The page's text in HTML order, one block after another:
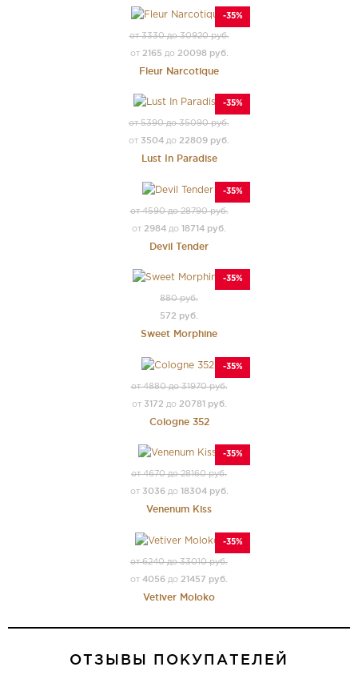
-35%
от 3330 до 30920 руб.
от 2165 до 20098 руб.
Fleur Narcotique
-35%
от 5390 до 35090 руб.
от 3504 до 22809 руб.
Lust In Paradise
-35%
от 4590 до 28790 руб.
от 2984 до 18714 руб.
Devil Tender
-35%
880 руб.
572 руб.
Sweet Morphine
-35%
от 4880 до 31970 руб.
от 3172 до 20781 руб.
Cologne 352
-35%
от 4670 до 28160 руб.
от 3036до 18304 руб.
Venenum Kiss
-35%
от 6240 до 33010 руб.
от 4056 до 21457 руб.
Vetiver Moloko
ОТЗЫВЫ ПОКУПАТЕЛЕЙ